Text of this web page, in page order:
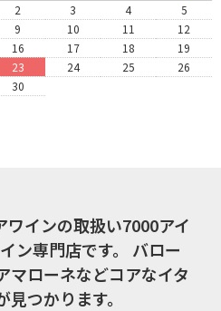
2 3 4
5
9 10 11
12
16 17 18
19
23 24 25
26
30
ワインの取扱い7000アイ
ン専門店です。
バロー
マローネなどコアなイタ
見つかります。